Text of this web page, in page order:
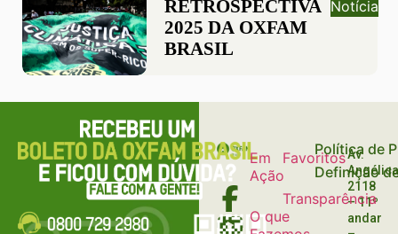
RETROSPECTIVA
2025 DA OXFAM
BRASIL
Notícia
Em
Ação
O que
Favoritos
Transparência
Política de
Definição
Av.
2118
– 11º
andar